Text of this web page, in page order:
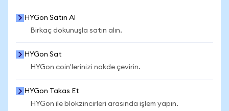
HYGon Satın Al
Birkaç dokunuşla satın alın.
HYGon Sat
HYGon coin'lerinizi nakde çevirin.
HYGon Takas Et
HYGon ile blokzincirleri arasında işlem yapın.